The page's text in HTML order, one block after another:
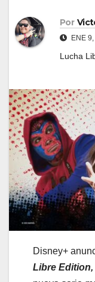
Por
ENE
Lucha
Disney+
Libre Edition,